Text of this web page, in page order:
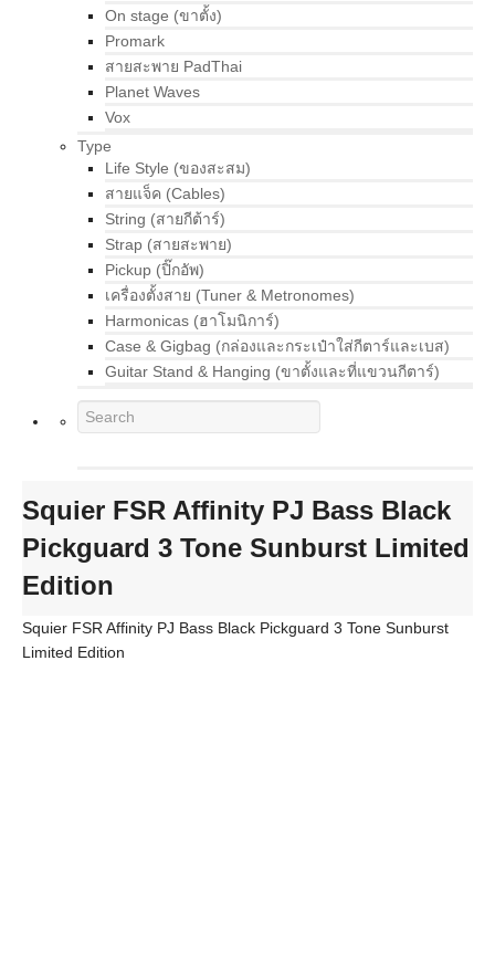
On stage (ขาตั้ง)
Promark
สายสะพาย PadThai
Planet Waves
Vox
Type
Life Style (ของสะสม)
สายแจ็ค (Cables)
String (สายกีต้าร์)
Strap (สายสะพาย)
Pickup (ปิ๊กอัพ)
เครื่องตั้งสาย (Tuner & Metronomes)
Harmonicas (ฮาโมนิการ์)
Case & Gigbag (กล่องและกระเป๋าใส่กีตาร์และเบส)
Guitar Stand & Hanging (ขาตั้งและที่แขวนกีตาร์)
Squier FSR Affinity PJ Bass Black
Pickguard 3 Tone Sunburst Limited
Edition
Squier FSR Affinity PJ Bass Black Pickguard 3 Tone Sunburst
Limited Edition